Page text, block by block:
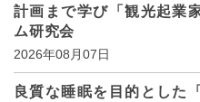
計画まで学び「観光起
ム研究会
2026年08月07日
良質な睡眠を目的とした